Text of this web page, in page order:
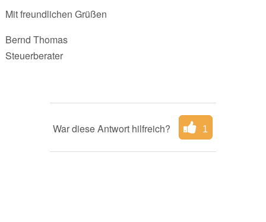
Mit freundlichen Grüßen
Bernd Thomas
Steuerberater
War diese Antwort hilfreich? 1